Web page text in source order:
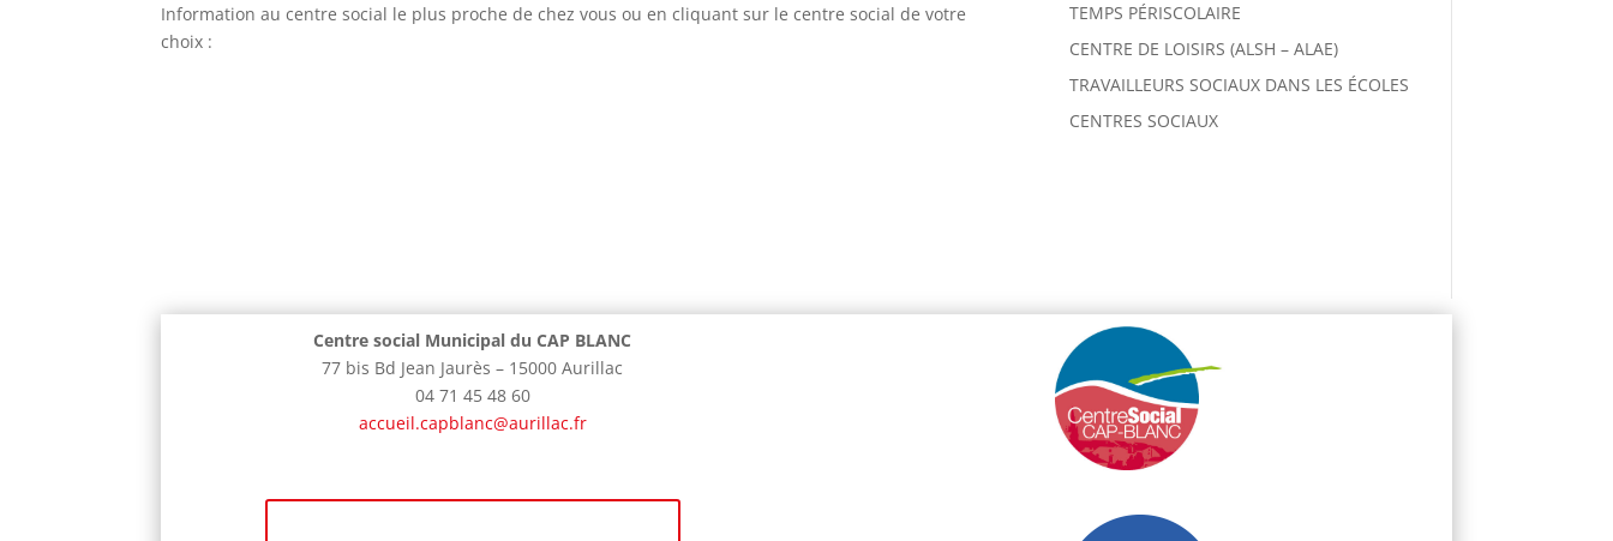
Information au centre social le plus proche de chez vous ou en cliquant sur le centre social de votre
choix :
TEMPS PÉRISCOLAIRE
CENTRE DE LOISIRS (ALSH – ALAE)
TRAVAILLEURS SOCIAUX DANS LES ÉCOLES
CENTRES SOCIAUX
Centre social Municipal du CAP BLANC
77 bis Bd Jean Jaurès – 15000 Aurillac
04 71 45 48 60
accueil.capblanc@aurillac.fr